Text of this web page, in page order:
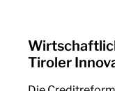
Tiroler